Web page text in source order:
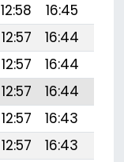
12:58 16:45
12:57 16:44
12:57 16:44
12:57 16:44
12:57 16:43
12:57 16:43